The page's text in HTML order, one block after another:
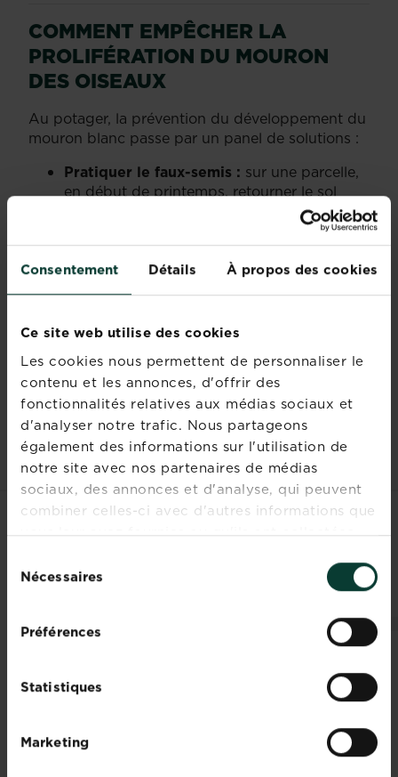
Consentement Détails À propos des cookies
Ce site web utilise des cookies
Les cookies nous permettent de personnaliser le
contenu et les annonces, d'offrir des
fonctionnalités relatives aux médias sociaux et
d'analyser notre trafic. Nous partageons
également des informations sur l'utilisation de
notre site avec nos partenaires de médias
sociaux, des annonces et d'analyse, qui peuvent
combiner celles-ci avec d'autres informations que
vous leur avez fournies ou qu'ils ont collectées
duNécessaires
Préférences
Statistiques
Marketing
COMMENT EMPÊCHER LA
PROLIFÉRATION DU MOURON
DES OISEAUX
Au potager, la prévention du développement du
mouron blanc passe par un panel de solutions :
Pratiquer le faux-semis : sur une parcelle,
en début de printemps, retourner le sol
comme pour semer, sans pour autant lancer
les graines. Les jeunes mourons des
oiseaux pointeront alors le bout de la
plantule. Il suffit alors de les sarcler pour se
débarrasser du mouron des oiseaux.
Bâcherla parcelle sous une bâche opaque.
Récolter les feuilles
de mouron blanc,
pour à la fois se régaler et épuiser la
plante.
LES CLIENTS ONT
ÉGALEMENT REGARDÉ